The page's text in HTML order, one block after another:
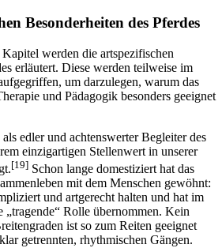
uns größtenteils als Tabu.
Besonderheiten des Pferdes
werden die artspezifischen
erläutert. Diese werden teilweise im
um darzulegen, warum das
edler und achtenswerter Begleiter des
einzigartigen Stellenwert in unserer
[19]Schon lange domestiziert hat das
mit dem Menschen gewöhnt:
und artgerecht halten und hat im
„tragende“ Rolle übernommen. Kein